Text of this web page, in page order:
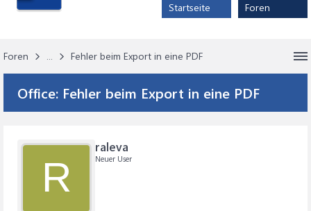
Foren ... Fehler beim Export in eine PDF
Office: Fehler beim Export in eine PDF
R
raleva
Neuer User
Startseite Foren